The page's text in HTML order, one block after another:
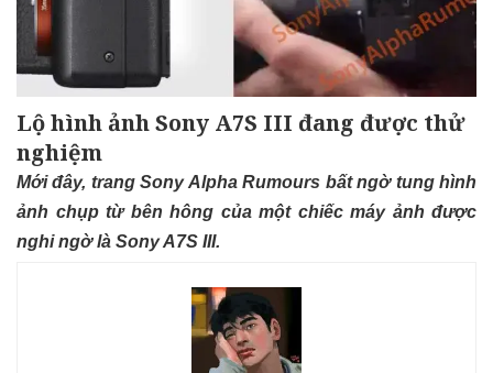
Lộ hình ảnh Sony A7S III đang được thử
nghiệm
Mới đây, trang Sony Alpha Rumours bất ngờ tung hình
ảnh chụp từ bên hông của một chiếc máy ảnh được
nghi ngờ là Sony A7S III.